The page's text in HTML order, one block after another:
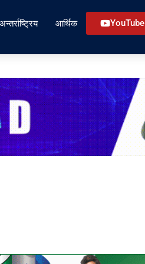
अन्तर्राष्ट्रिय आर्थिक YouTube